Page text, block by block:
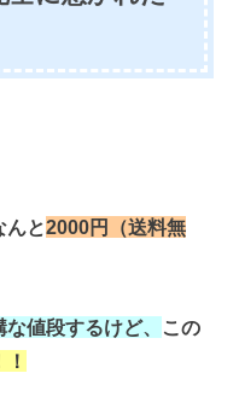
んと2000円（送料無
な値段するけど、 この